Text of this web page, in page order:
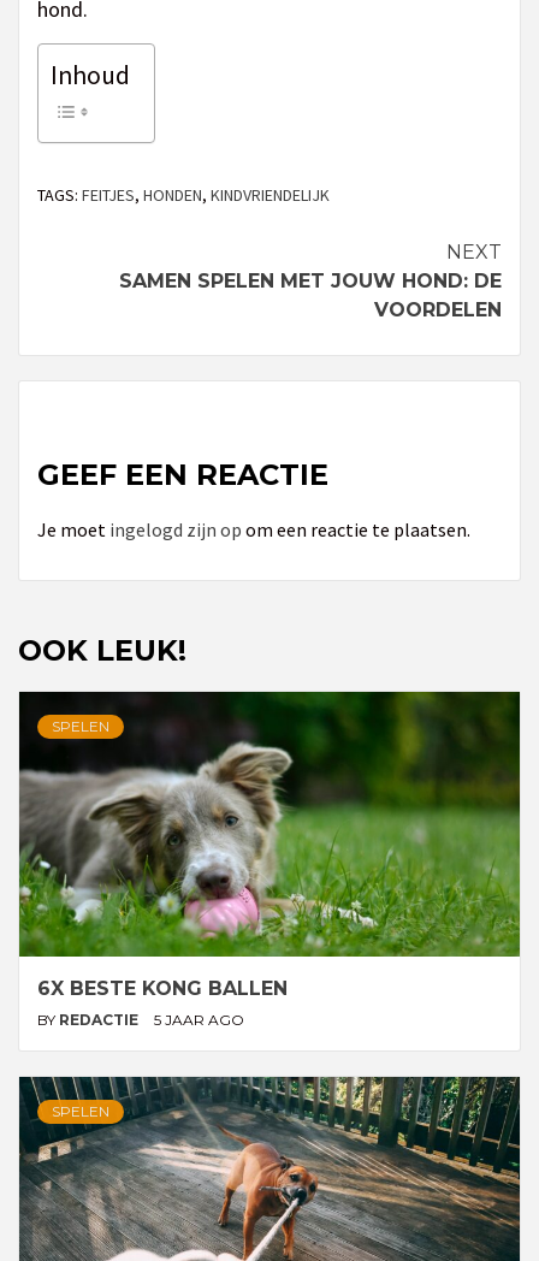
hond.
Inhoud
TAGS: FEITJES, HONDEN, KINDVRIENDELIJK
Continue
NEXT
SAMEN SPELEN MET JOUW HOND: DE
VOORDELEN
GEEF EEN REACTIE
Je moet ingelogd zijn op om een reactie te plaatsen.
OOK LEUK!
SPELEN
6X BESTE KONG BALLEN
BY REDACTIE 5 JAAR AGO
SPELEN